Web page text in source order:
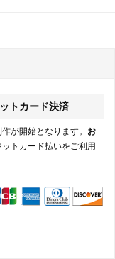
トカード決済
が開始となります。 お
トカード払いをご利用